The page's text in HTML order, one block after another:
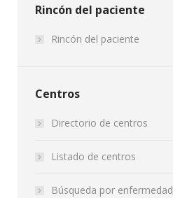
Rincón del paciente
Rincón del paciente
Centros
Directorio de centros
Listado de centros
Búsqueda por enfermedad